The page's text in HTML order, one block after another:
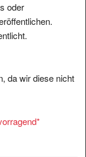
oder
da wir diese nicht
*